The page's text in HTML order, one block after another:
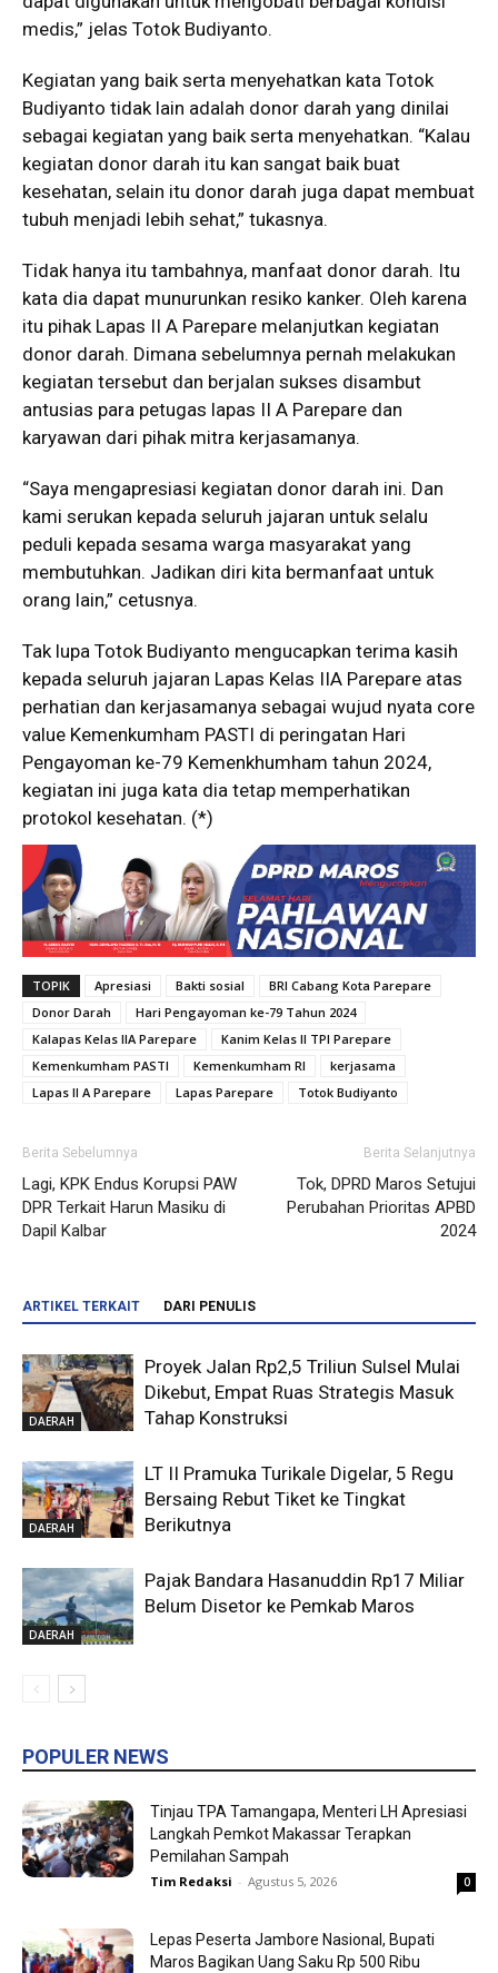
medis,” jelas Totok Budiyanto.
Kegiatan yang baik serta menyehatkan kata Totok
Budiyanto tidak lain adalah donor darah yang dinilai
sebagai kegiatan yang baik serta menyehatkan. “Kalau
kegiatan donor darah itu kan sangat baik buat
kesehatan, selain itu donor darah juga dapat membuat
tubuh menjadi lebih sehat,” tukasnya.
Tidak hanya itu tambahnya, manfaat donor darah. Itu
kata dia dapat munurunkan resiko kanker. Oleh karena
itu pihak Lapas II A Parepare melanjutkan kegiatan
donor darah. Dimana sebelumnya pernah melakukan
kegiatan tersebut dan berjalan sukses disambut
antusias para petugas lapas II A Parepare dan
karyawan dari pihak mitra kerjasamanya.
“Saya mengapresiasi kegiatan donor darah ini. Dan
kami serukan kepada seluruh jajaran untuk selalu
peduli kepada sesama warga masyarakat yang
membutuhkan. Jadikan diri kita bermanfaat untuk
orang lain,” cetusnya.
Tak lupa Totok Budiyanto mengucapkan terima kasih
kepada seluruh jajaran Lapas Kelas IIA Parepare atas
perhatian dan kerjasamanya sebagai wujud nyata core
value Kemenkumham PASTI di peringatan Hari
Pengayoman ke-79 Kemenkhumham tahun 2024,
kegiatan ini juga kata dia tetap memperhatikan
protokol kesehatan. (*)
TOPIK Apresiasi Bakti sosial
BRI Cabang Kota Parepare
Donor Darah
Hari Pengayoman ke-79 Tahun 2024
Kalapas Kelas IIA Parepare
Kanim Kelas II TPI Parepare
Kemenkumham PASTI
Kemenkumham RI
kerjasama
Lapas II A Parepare
Lapas Parepare Totok Budiyanto
Berita Sebelumnya
Lagi, KPK Endus Korupsi PAW
DPR Terkait Harun Masiku di
Dapil Kalbar
Berita Selanjutnya
Tok, DPRD Maros Setujui
Perubahan Prioritas APBD
2024
ARTIKEL TERKAIT DARI PENULIS
DAERAH
Proyek Jalan Rp2,5 Triliun Sulsel Mulai
Dikebut, Empat Ruas Strategis Masuk
Tahap Konstruksi
DAERAH
LT II Pramuka Turikale Digelar, 5 Regu
Bersaing Rebut Tiket ke Tingkat
Berikutnya
DAERAH
Pajak Bandara Hasanuddin Rp17 Miliar
Belum Disetor ke Pemkab Maros
POPULER NEWS
Tinjau TPA Tamangapa, Menteri LH Apresiasi
Langkah Pemkot Makassar Terapkan
Pemilahan Sampah
Tim Redaksi - Agustus 5, 2026 0
Lepas Peserta Jambore Nasional, Bupati
Maros Bagikan Uang Saku Rp 500 Ribu